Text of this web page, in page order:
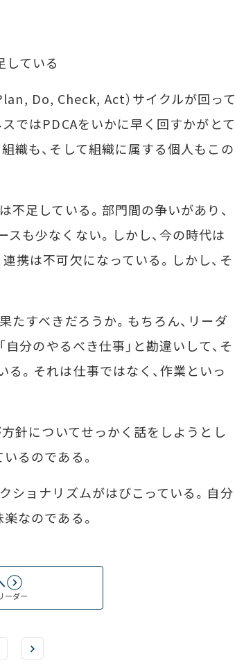
している
Do, Check, Act）サイクルが回って
ではPDCAをいかに早く回すかがとて
織も、そして組織に属する個人もこの
不足している。部門間の争いがあり、
も少なくない。しかし、今の時代は
携は不可欠になっている。しかし、そ
すべきだろうか。もちろん、リーダ
自分のやるべき仕事」と勘違いして、そ
。それは仕事ではなく、作業といっ
針についてせっかく話をしようとし
るのである。
ショナリズムがはびこっている。自分
なのである。
ーダー